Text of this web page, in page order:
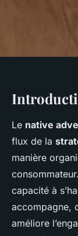
Le native
flux de la
manière
capacité à
accompagne,
améliore